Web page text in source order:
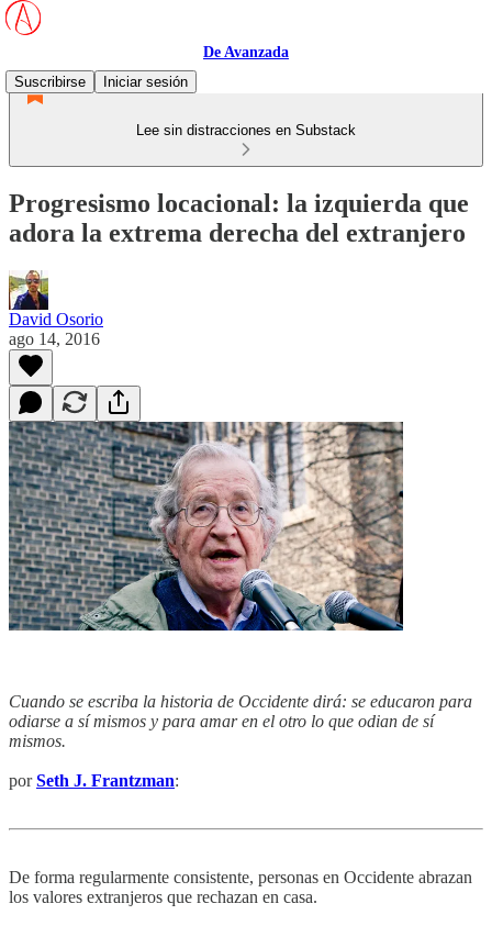
De Avanzada
Suscribirse
Iniciar sesión
Lee sin distracciones en Substack
Progresismo locacional: la izquierda que
adora la extrema derecha del extranjero
David Osorio
ago 14, 2016
Cuando se escriba la historia de Occidente dirá: se educaron para
odiarse a sí mismos y para amar en el otro lo que odian de sí
mismos.
porSeth J. Frantzman:
De forma regularmente consistente, personas en Occidente abrazan
los valores extranjeros que rechazan en casa.